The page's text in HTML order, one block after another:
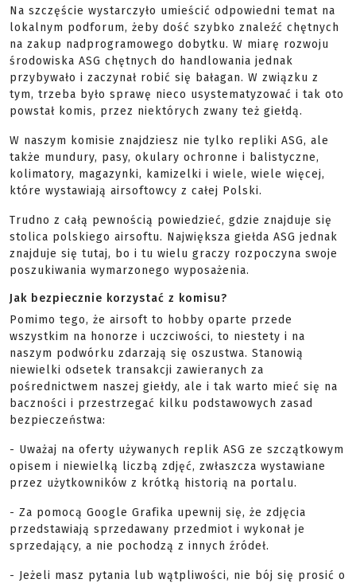
Na szczęście wystarczyło umieścić odpowiedni temat na
lokalnym podforum, żeby dość szybko znaleźć chętnych
na zakup nadprogramowego dobytku. W miarę rozwoju
środowiska ASG chętnych do handlowania jednak
przybywało i zaczynał robić się bałagan. W związku z
tym, trzeba było sprawę nieco usystematyzować i tak oto
powstał komis, przez niektórych zwany też giełdą.
W naszym komisie znajdziesz nie tylko repliki ASG, ale
także mundury, pasy, okulary ochronne i balistyczne,
kolimatory, magazynki, kamizelki i wiele, wiele więcej,
które wystawiają airsoftowcy z całej Polski.
Trudno z całą pewnością powiedzieć, gdzie znajduje się
stolica polskiego airsoftu. Największa giełda ASG jednak
znajduje się tutaj, bo i tu wielu graczy rozpoczyna swoje
poszukiwania wymarzonego wyposażenia.
Jak bezpiecznie korzystać z komisu?
Pomimo tego, że airsoft to hobby oparte przede
wszystkim na honorze i uczciwości, to niestety i na
naszym podwórku zdarzają się oszustwa. Stanowią
niewielki odsetek transakcji zawieranych za
pośrednictwem naszej giełdy, ale i tak warto mieć się na
baczności i przestrzegać kilku podstawowych zasad
bezpieczeństwa:
- Uważaj na oferty używanych replik ASG ze szczątkowym
opisem i niewielką liczbą zdjęć, zwłaszcza wystawiane
przez użytkowników z krótką historią na portalu.
- Za pomocą Google Grafika upewnij się, że zdjęcia
przedstawiają sprzedawany przedmiot i wykonał je
sprzedający, a nie pochodzą z innych źródeł.
- Jeżeli masz pytania lub wątpliwości, nie bój się prosić o